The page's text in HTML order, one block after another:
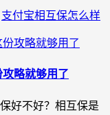
支付宝相互保怎么样
略就够用了
好不好？相互保是